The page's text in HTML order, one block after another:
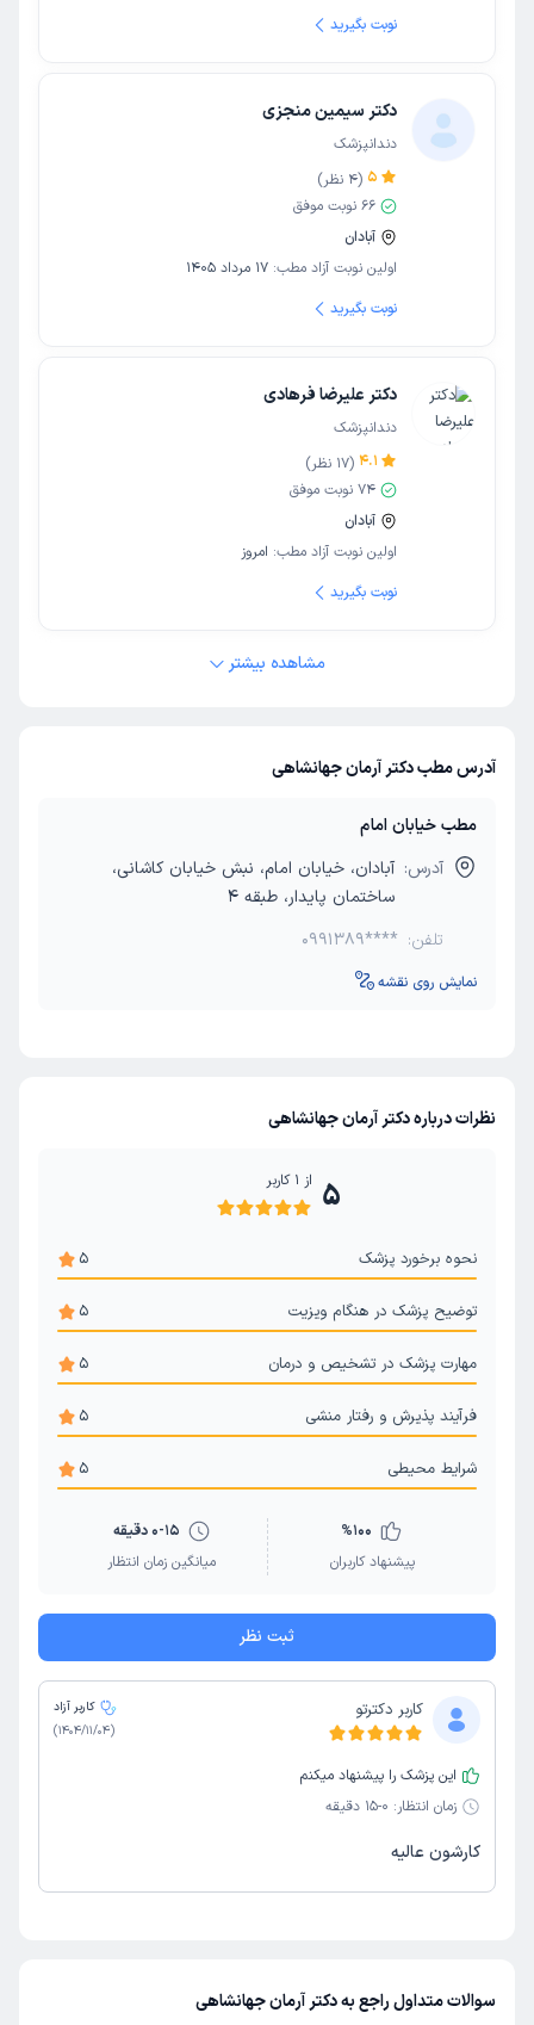
نوبت بگیرید
دکتر سیمین منجزی
دندانپزشک
5
(
4 نظر)
66 نوبت موفق
آبادان
اولین نوبت آزاد مطب: 17 مرداد 1405
نوبت بگیرید
دکتر علیرضا فرهادی
دندانپزشک
4.1
(
17 نظر)
74 نوبت موفق
آبادان
اولین نوبت آزاد مطب: امروز
نوبت بگیرید
مشاهده بیشتر
آدرس مطب دکتر آرمان جهانشاهی
مطب خیابان امام
آدرس: آبادان، خیابان امام، نبش خیابان کاشانی،
ساختمان پایدار، طبقه 4
تلفن: 0991389****
نمایش روی نقشه
نظرات درباره دکتر آرمان جهانشاهی
5 از 1 کاربر
نحوه برخورد پزشک 5
توضیح پزشک در هنگام ویزیت 5
مهارت پزشک در تشخیص و درمان 5
فرآیند پذیرش و رفتار منشی 5
شرایط محیطی 5
%100
پیشنهاد کاربران
0-15 دقیقه
میانگین زمان انتظار
ثبت نظر
کاربر دکترتو
کاربر آزاد
(
1404/11/04
)
این پزشک را پیشنهاد میکنم
زمان انتظار: 0-15 دقیقه
کارشون عالیه
سوالات متداول راجع به دکتر آرمان جهانشاهی